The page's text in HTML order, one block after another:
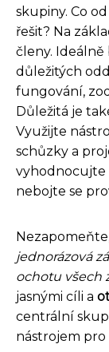
skupiny. Co
řešit? Na
členy. Ideálně
důležitých
fungování,
Důležitá je
Využijte
schůzky a
vyhodnocujte
nebojte se
jednorázová
ochotu všech
jasnými cíli a
centrální
nástrojem pro